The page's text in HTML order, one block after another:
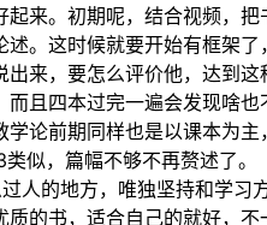
来。初期呢，结合视频，
述。这时候就要开始有框架
来，要怎么评价他，达到
且四本过完一遍会发现啥
论前期同样也是以课本为
似，篇幅不够不再赘述了。
人的地方，唯独坚持和学
质的书，适合自己的就好，